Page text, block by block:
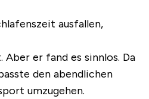
ausfallen,
er fand es sinnlos. Da
den abendlichen
umzugehen.